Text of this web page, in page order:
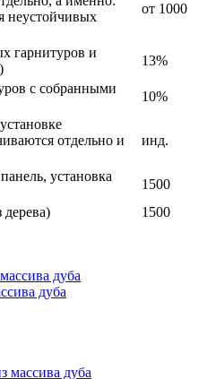
неустойчивых
от 1000
гарнитуров и
13%
с собранными
10%
отдельно и
инд.
установка
1500
1500
дуба